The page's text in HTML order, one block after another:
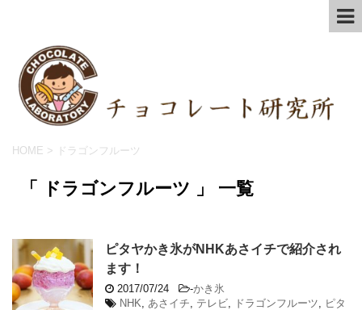
HOME > ドラゴンフルーツ
「 ドラゴンフルーツ 」 一覧
ピタヤかき氷がNHKあさイチで紹介され
ます！
2017/07/24 -かき氷
NHK
あさイチ テレビ ドラゴンフルーツ
ピタ